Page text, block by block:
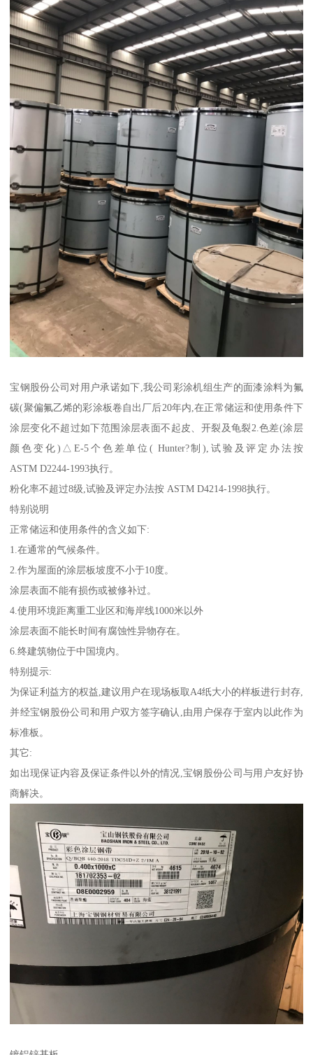
宝钢股份公司对用户承诺如下,我公司彩涂机组生产的面漆涂料为氟
碳(聚偏氟乙烯的彩涂板卷自出厂后20年内,在正常储运和使用条件下
涂层变化不超过如下范围涂层表面不起皮、开裂及龟裂2.色差(涂层
颜色变化)△E-5个色差单位( Hunter?制),试验及评定办法按
ASTM D2244-1993执行。
粉化率不超过8级,试验及评定办法按 ASTM D4214-1998执行。
特别说明
正常储运和使用条件的含义如下:
1.在通常的气候条件。
2.作为屋面的涂层板坡度不小于10度。
涂层表面不能有损伤或被修补过。
4.使用环境距离重工业区和海岸线1000米以外
涂层表面不能长时间有腐蚀性异物存在。
6.终建筑物位于中国境内。
特别提示:
为保证利益方的权益,建议用户在现场板取A4纸大小的样板进行封存,
并经宝钢股份公司和用户双方签字确认,由用户保存于室内以此作为
标准板。
其它:
如出现保证内容及保证条件以外的情况,宝钢股份公司与用户友好协
商解决。